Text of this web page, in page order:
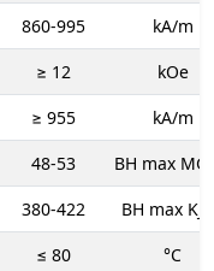
860-995
kA/m
≥ 12
kOe
≥ 955
kA/m
48-53
BH max
380-422
BH max
≤ 80 °C